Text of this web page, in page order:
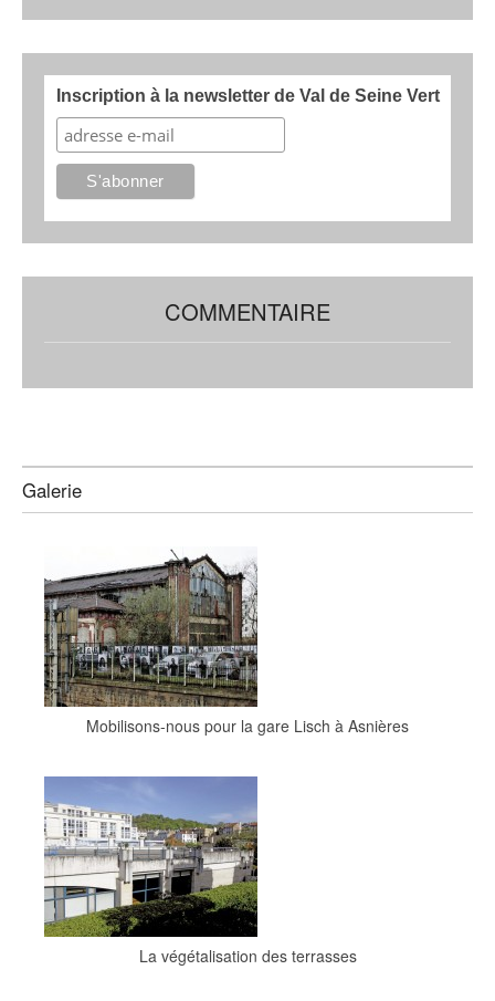
Inscription à la newsletter de Val de Seine Vert
COMMENTAIRE
Galerie
Mobilisons-nous pour la gare Lisch à Asnières
La végétalisation des terrasses